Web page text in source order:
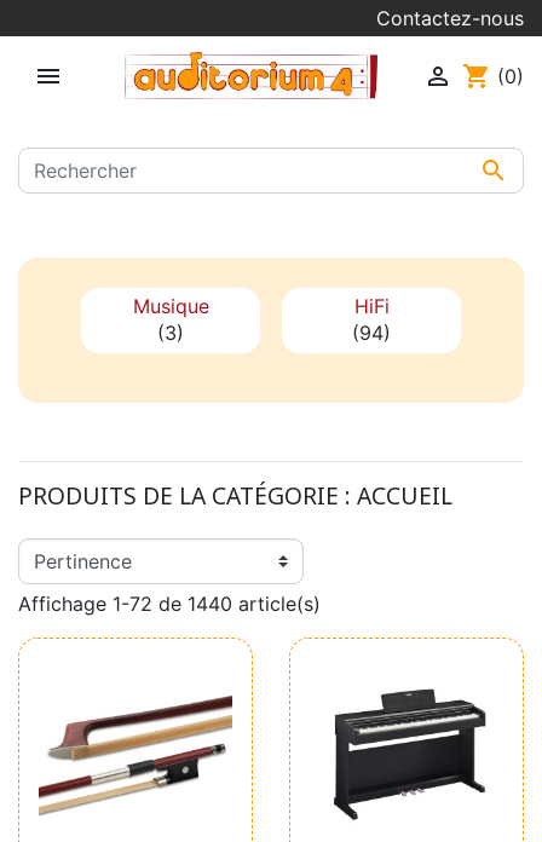
Contactez-nous


 shopping_cart (0)
Musique
(3)
HiFi
(94)
PRODUITS DE LA CATÉGORIE : ACCUEIL
Affichage 1-72 de 1440 article(s)